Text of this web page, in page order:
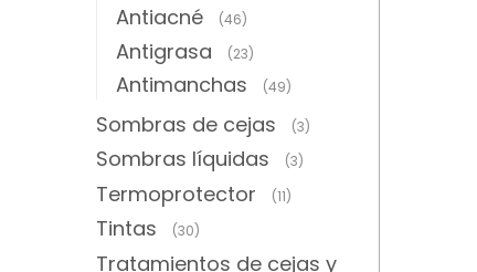
Antiacné (46)
Antigrasa (23)
Antimanchas (49)
Sombras de cejas (3)
Sombras líquidas (3)
Termoprotector (11)
Tintas (30)
Tratamientos de cejas y